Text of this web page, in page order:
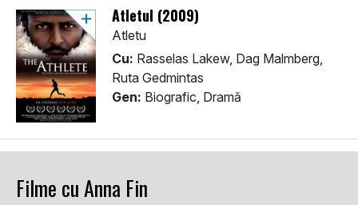
Atletul (2009)
Atletu
Cu: Rasselas Lakew, Dag Malmberg,
Ruta Gedmintas
Gen: Biografic, Dramă
Filme cu Anna Fin